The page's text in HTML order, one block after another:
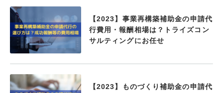
【2023】事業再構築補助金の申請代
行費用・報酬相場は？トライズコン
サルティングにお任せ
【2023】ものづくり補助金の申請代